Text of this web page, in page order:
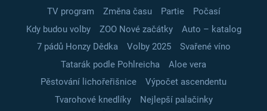
TV program
Změna času Partie
Počasí
Kdy budou volby
ZOO Nové začátky
Auto – katalog
7 pádů Honzy Dědka
Volby 2025
Svařené víno
Tatarák podle Pohlreicha
Aloe vera
Pěstování lichořeřišnice
Výpočet ascendentu
Tvarohové knedlíky
Nejlepší palačinky